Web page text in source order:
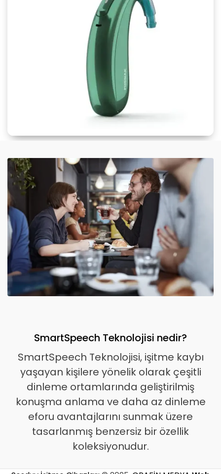
SmartSpeech Teknolojisi nedir?
SmartSpeech Teknolojisi, işitme kaybı
yaşayan kişilere yönelik olarak çeşitli
dinleme ortamlarında geliştirilmiş
konuşma anlama ve daha az dinleme
eforu avantajlarını sunmak üzere
tasarlanmış benzersiz bir özellik
koleksiyonudur.